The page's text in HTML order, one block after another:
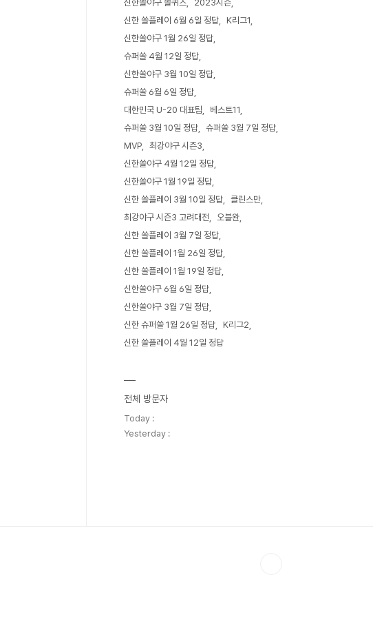
신한쏠야구 쏠퀴즈
2023시즌
신한 쏠플레이 6월 6일 정답
K리그1
신한쏠야구 1월 26일 정답
슈퍼쏠 4월 12일 정답
신한쏠야구 3월 10일 정답
슈퍼쏠 6월 6일 정답
대한민국 U-20 대표팀
베스트11
슈퍼쏠 3월 10일 정답
슈퍼쏠 3월 7일 정답
MVP
최강야구 시즌3
신한쏠야구 4월 12일 정답
신한쏠야구 1월 19일 정답
신한 쏠플레이 3월 10일 정답
클린스만
최강야구 시즌3 고려대전
오블완
신한 쏠플레이 3월 7일 정답
신한 쏠플레이 1월 26일 정답
신한 쏠플레이 1월 19일 정답
신한쏠야구 6월 6일 정답
신한쏠야구 3월 7일 정답
신한 슈퍼쏠 1월 26일 정답
K리그2
신한 쏠플레이 4월 12일 정답
전체 방문자
Today :
Yesterday :